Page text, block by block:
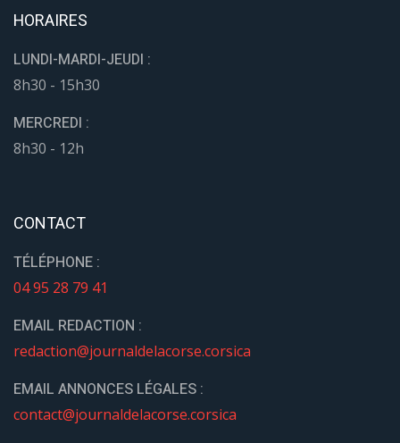
HORAIRES
LUNDI-MARDI-JEUDI :
8h30 - 15h30
MERCREDI :
8h30 - 12h
CONTACT
TÉLÉPHONE :
04 95 28 79 41
EMAIL REDACTION :
redaction@journaldelacorse.corsica
EMAIL ANNONCES LÉGALES :
contact@journaldelacorse.corsica